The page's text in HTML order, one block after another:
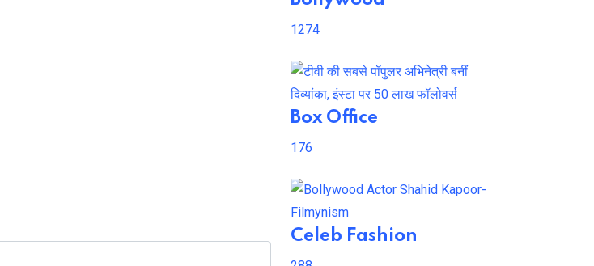
1274
Box Office
176
Celeb Fashion